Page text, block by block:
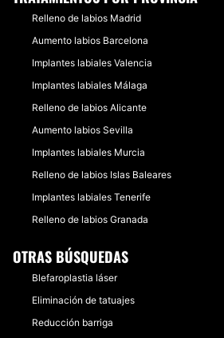
Relleno de labios Madrid
Aumento labios Barcelona
Implantes labiales Valencia
Implantes labiales Málaga
Relleno de labios Alicante
Aumento labios Sevilla
Implantes labiales Murcia
Relleno de labios Islas Baleares
Implantes labiales Tenerife
Relleno de labios Granada
OTRAS BÚSQUEDAS
Blefaroplastia láser
Eliminación de tatuajes
Reducción barriga